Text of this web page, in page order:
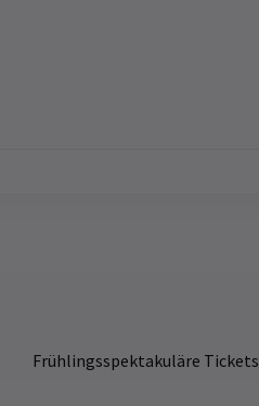
Frühlingsspektakuläre Tickets